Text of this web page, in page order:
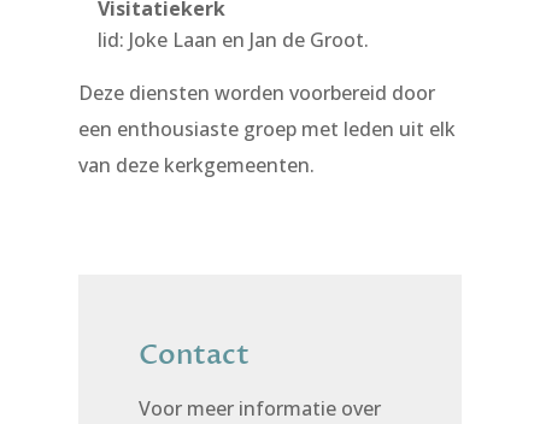
Visitatiekerk
lid: Joke Laan en Jan de Groot.
Deze diensten worden voorbereid door
een enthousiaste groep met leden uit elk
van deze kerkgemeenten.
Contact
Voor meer informatie over